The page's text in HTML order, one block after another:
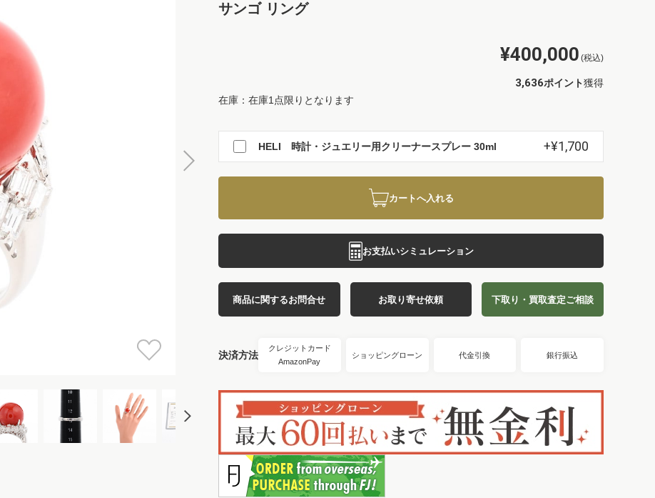
サンゴ リング
¥400,000 (税込)
3,636ポイント獲得
在庫：在庫1点限りとなります
HELI 時計・ジュエリー用クリーナースプレー 30ml +¥1,700
カートへ入れる
お支払いシミュレーション
商品に関するお問合せ お取り寄せ依頼 下取り・買取査定ご相談
決済方法
クレジットカード
AmazonPay
ショッピングローン 代金引換 銀行振込